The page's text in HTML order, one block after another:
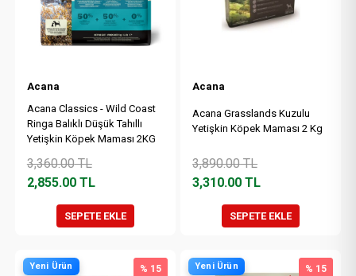
Acana
Acana Classics - Wild Coast
Ringa Balıklı Düşük Tahıllı
Yetişkin Köpek Maması 2KG
3,360.00TL
2,855.00TL
SEPETE EKLE
Acana
Acana Grasslands Kuzulu
Yetişkin Köpek Maması 2 Kg
3,890.00TL
3,310.00 TL
SEPETE EKLE
Yeni Ürün % 15 Yeni Ürün % 15